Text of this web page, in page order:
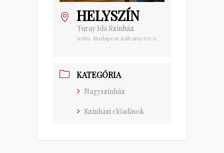
HELYSZÍN
Turay Ida Színház
1089. Budapest Kálvária tér 6.
KATEGÓRIA
Nagyszínház
Színházi előadások